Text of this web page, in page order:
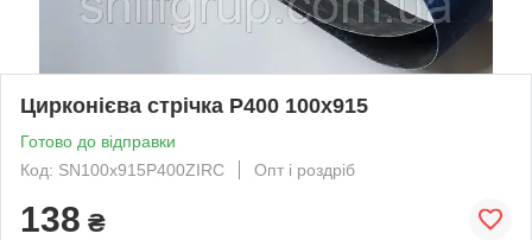
Цирконієва стрічка Р400 100х915
Готово до відправки
Код: SN100х915P400ZIRC
Опт і роздріб
138 ₴